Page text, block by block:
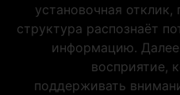
установочная
структура распознаёт
информацию. Далее
восприятие,
поддерживать